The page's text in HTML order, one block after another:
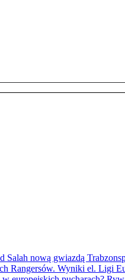
Salah nową gwiazdą
Rangersów. Wyniki el. Ligi